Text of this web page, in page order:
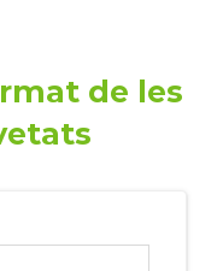
Gestió
de les